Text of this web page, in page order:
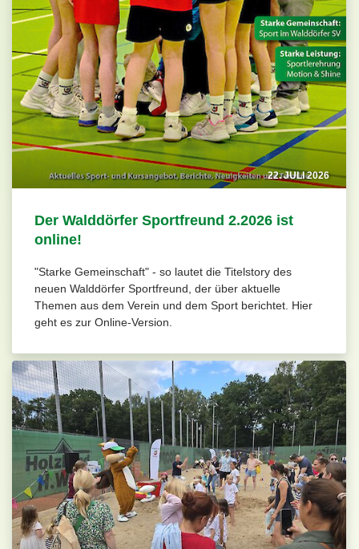
22. JULI 2026
Der Walddörfer Sportfreund 2.2026 ist
online!
"Starke Gemeinschaft" - so lautet die Titelstory des
neuen Walddörfer Sportfreund, der über aktuelle
Themen aus dem Verein und dem Sport berichtet. Hier
geht es zur Online-Version.